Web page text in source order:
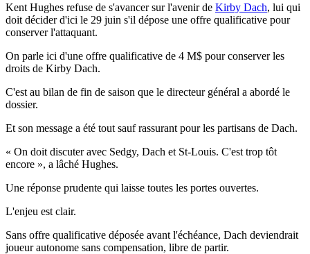
Kent Hughes refuse de s'avancer sur l'avenir de Kirby Dach, lui qui
doit décider d'ici le 29 juin s'il dépose une offre qualificative pour
conserver l'attaquant.
On parle ici d'une offre qualificative de 4 M$ pour conserver les
droits de Kirby Dach.
C'est au bilan de fin de saison que le directeur général a abordé le
dossier.
Et son message a été tout sauf rassurant pour les partisans de Dach.
« On doit discuter avec Sedgy, Dach et St-Louis. C'est trop tôt
encore », a lâché Hughes.
Une réponse prudente qui laisse toutes les portes ouvertes.
L'enjeu est clair.
Sans offre qualificative déposée avant l'échéance, Dach deviendrait
joueur autonome sans compensation, libre de partir.